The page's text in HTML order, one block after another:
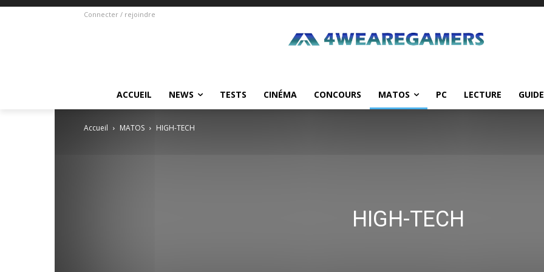
Connecter / rejoindre
ACCUEIL NEWS TESTS CINÉMA CONCOURS MATOS PC LECTURE
Accueil MATOS HIGH-TECH
HIGH-TECH